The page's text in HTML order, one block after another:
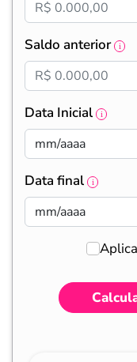
Saldo anterior
Data Inicial
Data final